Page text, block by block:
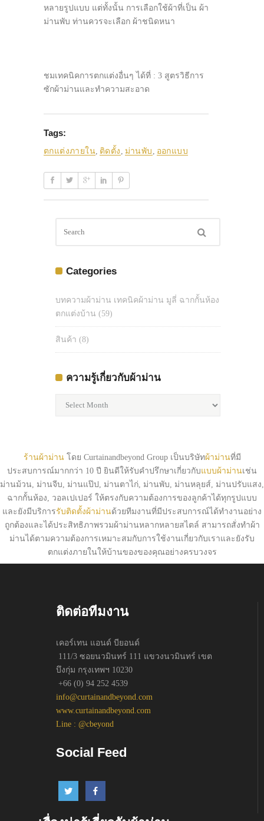
หลายรูปแบบ แต่ทั้งนั้น การเลือกใช้ผ้าที่เป็น ผ้า
ม่านพับ ท่านควรจะเลือก ผ้าชนิดหนา
ชมเทคนิคการตกแต่งอื่นๆ ได้ที่ : 3 สูตรวิธีการ
ซักผ้าม่านและทำความสะอาด
Tags:
ตกแต่งภายใน ติดตั้ง ม่านพับ ออกแบบ
Categories
บทความผ้าม่าน เทคนิคผ้าม่าน มูลี่ ฉากกั้นห้อง
ตกแต่งบ้าน (59)
สินค้า (8)
ความรู้เกี่ยวกับผ้าม่าน
ผ้า
ม่าน
ร้านผ้าม่านโดย Curtainandbeyond Group เป็นบริษัทผ้าม่านที่มี
ประสบการณ์มากกว่า 10 ปี ยินดีให้รับคำปรึกษาเกี่ยวกับแบบผ้าม่านเช่น
ม่านม้วน, ม่านจีบ, ม่านแป๊ป, ม่านตาไก่, ม่านพับ, ม่านหลุยส์, ม่านปรับแสง,
ฉากกั้นห้อง, วอลเปเปอร์ ให้ตรงกับความต้องการของลูกค้าได้ทุกรูปแบบ
และยังมีบริการรับติดตั้งผ้าม่านด้วยทีมงานที่มีประสบการณ์ได้ทำงานอย่าง
ถูกต้องและได้ประสิทธิภาพรวมผ้าม่านหลากหลายสไตล์ สามารถสั่งทำผ้า
ม่านได้ตามความต้องการเหมาะสมกับการใช้งานเกี่ยวกับเราและยังรับ
ตกแต่งภายในให้บ้านของของคุณอย่างครบวงจร
ติดต่อทีมงาน
เคอร์เทน แอนด์ บียอนด์
111/3 ซอยนวมินทร์ 111 แขวงนวมินทร์ เขต
บึงกุ่ม กรุงเทพฯ 10230
+66 (0) 94 252 4539
info@curtainandbeyond.com
www.curtainandbeyond.com
Line : @cbeyond
Social Feed